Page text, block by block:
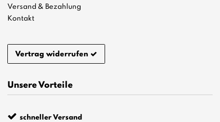
Versand & Bezahlung
Kontakt
Vertrag widerrufen
Unsere Vorteile
schneller Versand